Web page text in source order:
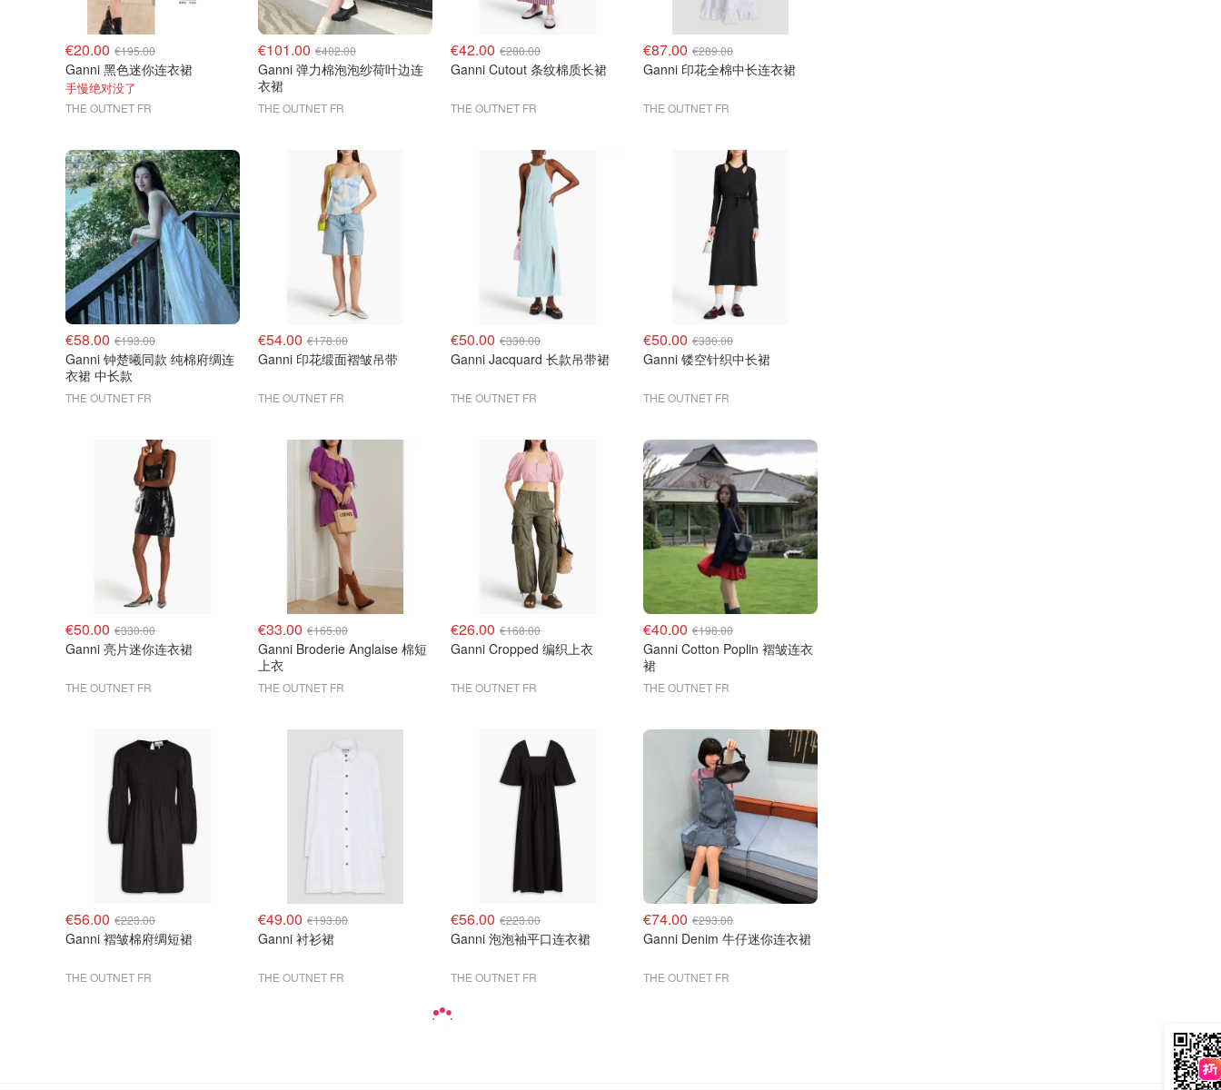
€20.00 €195.00
Ganni 黑色迷你连衣裙
手慢绝对没了
THE OUTNET FR
€101.00 €402.00
Ganni 弹力棉泡泡纱荷叶边连
衣裙
THE OUTNET FR
€42.00 €280.00
Ganni Cutout 条纹棉质长裙
THE OUTNET FR
€87.00 €289.00
Ganni 印花全棉中长连衣裙
THE OUTNET FR
€58.00 €193.00
Ganni 钟楚曦同款 纯棉府绸连
衣裙 中长款
THE OUTNET FR
€54.00 €178.00
Ganni 印花缎面褶皱吊带
THE OUTNET FR
€50.00 €330.00
Ganni Jacquard 长款吊带裙
THE OUTNET FR
€50.00 €330.00
Ganni 镂空针织中长裙
THE OUTNET FR
€50.00 €330.00
Ganni 亮片迷你连衣裙
THE OUTNET FR
€33.00 €165.00
Ganni Broderie Anglaise 棉短
上衣
THE OUTNET FR
€26.00 €168.00
Ganni Cropped 编织上衣
THE OUTNET FR
€40.00 €198.00
Ganni Cotton Poplin 褶皱连衣
裙
THE OUTNET FR
€56.00 €223.00
Ganni 褶皱棉府绸短裙
THE OUTNET FR
€49.00 €193.00
Ganni 衬衫裙
THE OUTNET FR
€56.00 €223.00
Ganni 泡泡袖平口连衣裙
THE OUTNET FR
€74.00 €293.00
Ganni Denim 牛仔迷你连衣裙
THE OUTNET FR